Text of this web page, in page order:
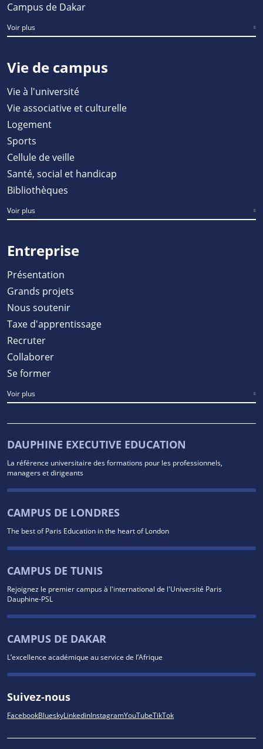
Campus de Dakar
Voir plus
Vie de campus
Vie à l'université
Vie associative et culturelle
Logement
Sports
Cellule de veille
Santé, social et handicap
Bibliothèques
Voir plus
Entreprise
Présentation
Grands projets
Nous soutenir
Taxe d'apprentissage
Recruter
Collaborer
Se former
Voir plus
DAUPHINE EXECUTIVE EDUCATION
La référence universitaire des formations pour les professionnels,
managers et dirigeants
CAMPUS DE LONDRES
The best of Paris Education in the heart of London
CAMPUS DE TUNIS
Rejoignez le premier campus à l'international de l'Université Paris
Dauphine-PSL
CAMPUS DE DAKAR
L’excellence académique au service de l’Afrique
Suivez-nous
FacebookBlueskyLinkedinInstagramYouTubeTikTok